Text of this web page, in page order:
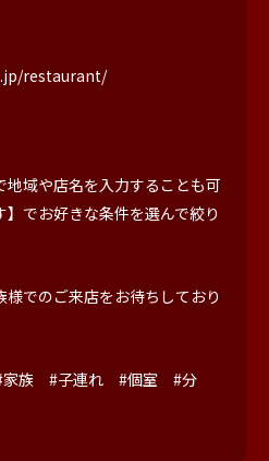
restaurant/
地域や店名を入力することも可
でお好きな条件を選んで絞り
でのご来店をお待ちしており
家族 #子連れ #個室 #分